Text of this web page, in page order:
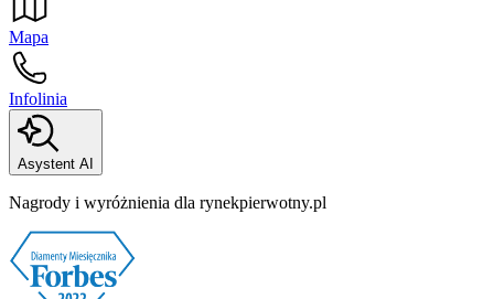
Mapa
Infolinia
Asystent AI
Nagrody i wyróżnienia dla rynekpierwotny.pl